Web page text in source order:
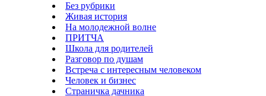
Без рубрики
Живая история
На молодежной волне
ПРИТЧА
Школа для родителей
Разговор по душам
Встреча с интересным человеком
Человек и бизнес
Страничка дачника